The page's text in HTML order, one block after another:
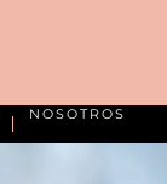
NOSOTROS